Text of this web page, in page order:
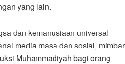
yang lain.
dan kemanusiaan universal
media masa dan sosial, mimbar
Muhammadiyah bagi orang